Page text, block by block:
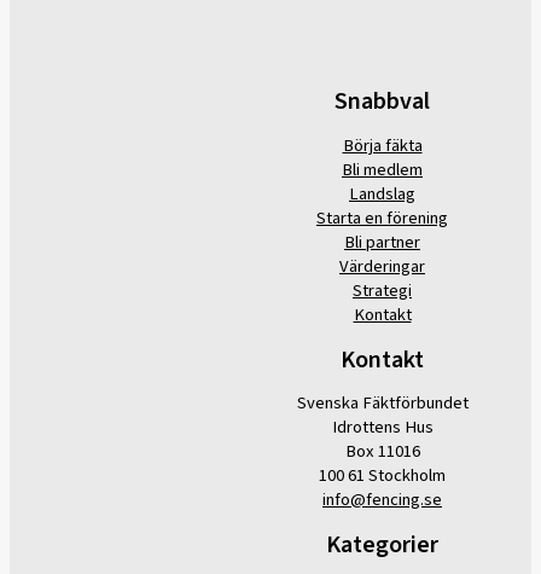
Snabbval
Börja fäkta
Bli medlem
Landslag
Starta en förening
Bli partner
Värderingar
Strategi
Kontakt
Kontakt
Svenska Fäktförbundet
Idrottens Hus
Box 11016
100 61 Stockholm
info@fencing.se
Kategorier